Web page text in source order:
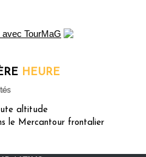
HEURE
altitude
le Mercantour frontalier